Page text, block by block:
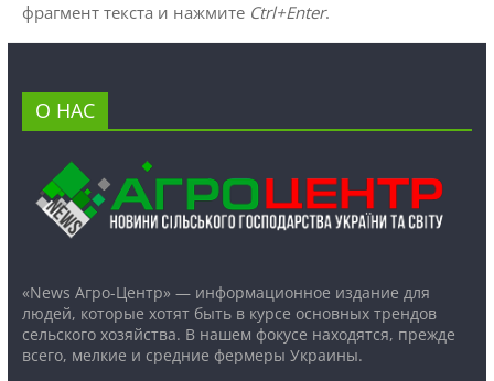
фрагмент текста и нажмите Ctrl+Enter.
О НАС
«News Агро-Центр» — информационное издание для
людей, которые хотят быть в курсе основных трендов
сельского хозяйства. В нашем фокусе находятся, прежде
всего, мелкие и средние фермеры Украины.